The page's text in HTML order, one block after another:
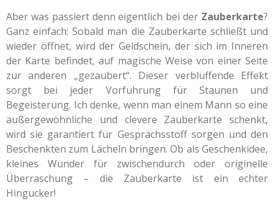
Aber was passiert denn eigentlich bei der Zauberkarte?
Ganz einfach: Sobald man die Zauberkarte schließt und
wieder öffnet, wird der Geldschein, der sich im Inneren
der Karte befindet, auf magische Weise von einer Seite
zur anderen „gezaubert“. Dieser verblüffende Effekt
sorgt bei jeder Vorführung für Staunen und
Begeisterung. Ich denke, wenn man einem Mann so eine
außergewöhnliche und clevere Zauberkarte schenkt,
wird sie garantiert für Gesprächsstoff sorgen und den
Beschenkten zum Lächeln bringen. Ob als Geschenkidee,
kleines Wunder für zwischendurch oder originelle
Überraschung – die Zauberkarte ist ein echter
Hingucker!